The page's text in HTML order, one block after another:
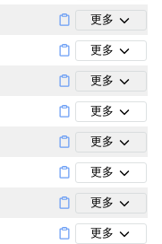
更多
更多
更多
更多
更多
更多
更多
更多